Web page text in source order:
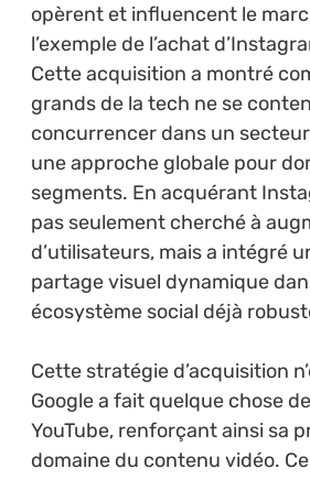
opèrent et influencent le
l’exemple de l’achat
Cette acquisition a montré
grands de la tech ne se
concurrencer dans un
une approche globale pour
segments. En acquérant
pas seulement cherché à
d’utilisateurs, mais a intégré
partage visuel dynamique
écosystème social déjà
Cette stratégie d’acquisition
Google a fait quelque chose
YouTube, renforçant ainsi sa
domaine du contenu vidéo.